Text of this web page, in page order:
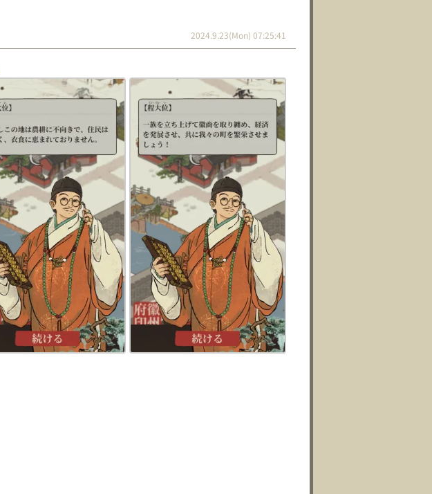
2024.9.23(Mon) 07:25:41